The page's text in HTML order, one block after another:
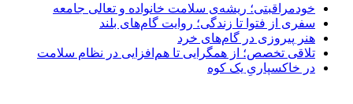
خودمراقبتی؛ ریشه‌ی سلامت خانواده و تعالی جامعه
سفری از فتوا تا زندگی؛ روایت گام‌های بلند
هنر پیروزی در گام‌های خرد
تلاقی تخصص؛ از همگرایی تا هم‌افزایی در نظام سلامت
در خاکسپاریِ یک کوه